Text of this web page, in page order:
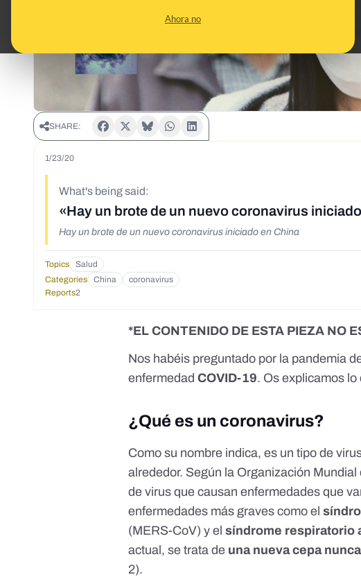
Ahora no
SHARE:
1/23/20
What's being said:
«Hay un brote de un nuevo coronavirus
Hay un brote de un nuevo coronavirus iniciado en China
Topics Salud
Categories
China
coronavirus
Reports2
*EL CONTENIDO DE ESTA PIEZA NO
Nos habéis preguntado por la pandemia
enfermedad COVID-19. Os explicamos lo
¿Qué es un coronavirus?
Como su nombre indica, es un tipo de
alrededor. Según la Organización Mundial
de virus que causan enfermedades que
enfermedades más graves como el
(MERS-CoV) y elsíndrome respiratorio
actual, se trata de una nueva cepa
2).